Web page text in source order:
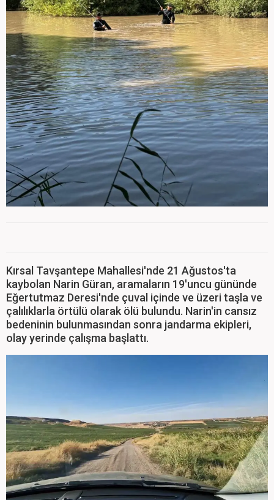
Kırsal Tavşantepe Mahallesi'nde 21 Ağustos'ta
kaybolan Narin Güran, aramaların 19'uncu gününde
Eğertutmaz Deresi'nde çuval içinde ve üzeri taşla ve
çalılıklarla örtülü olarak ölü bulundu. Narin'in cansız
bedeninin bulunmasından sonra jandarma ekipleri,
olay yerinde çalışma başlattı.